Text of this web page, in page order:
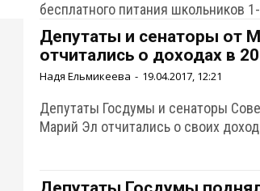
бесплатного питания школьников
Депутаты и сенаторы от
отчитались о доходах в
Надя Ельмикеева - 19.04.2017, 12:21
Депутаты Госдумы и сенаторы
Марий Эл отчитались о своих